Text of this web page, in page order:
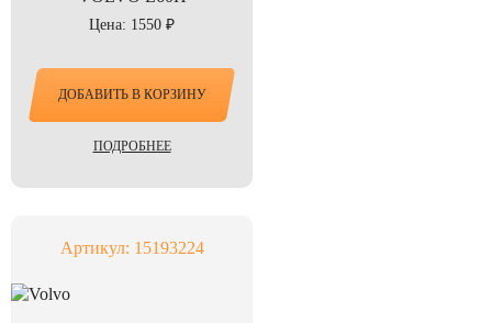
Цена: 1550 ₽
ДОБАВИТЬ В КОРЗИНУ
ПОДРОБНЕЕ
Артикул: 15193224